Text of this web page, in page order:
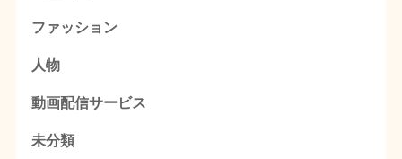
ファッション
人物
動画配信サービス
未分類